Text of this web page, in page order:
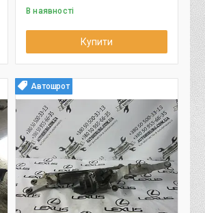
В наявності
Купити
Автошрот